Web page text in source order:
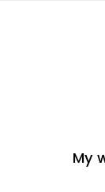
My